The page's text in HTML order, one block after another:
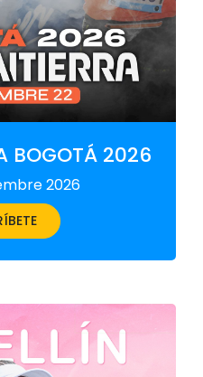
BOGOTÁ 2026
2026